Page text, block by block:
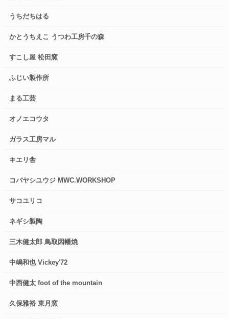
うちだちはる
かとうちえこ うつわ工房千の森
すこし屋 松田窯
ふじい製作所
まる工芸
オノエコウタ
ガラス工房マル
キエリ舎
コバヤシユウジ MWC.WORKSHOP
サコユリコ
ネギシ製陶
三木健太郎 鳥取因幡焼
中嶋和也 Vickey'72
中西健太 foot of the mountain
久保雅裕 東月窯